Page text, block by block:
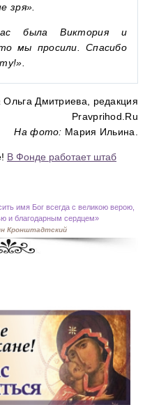
зря».
была Виктория и
мы просили. Спасибо
Ольга Дмитриева, редакция
Pravprihod.Ru
На фото: Мария Ильина.
В Фонде работает штаб
имя Бог всегда с великою верою,
и благодарным сердцем»
Кронштадтский